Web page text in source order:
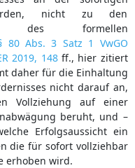
nicht zu den
des formellen
80 Abs. 3 Satz 1 VwGO
2019, 148ff., hier zitiert
daher für die Einhaltung
nicht darauf an,
Vollziehung auf einer
beruht, und –
Erfolgsaussicht ein
die für sofort vollziehbar
erhoben wird.